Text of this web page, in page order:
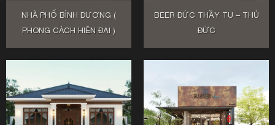
NHÀ PHỐ BÌNH DƯƠNG (
PHONG CÁCH HIỆN ĐẠI )
BEER ĐỨC THẦY TU – THỦ
ĐỨC